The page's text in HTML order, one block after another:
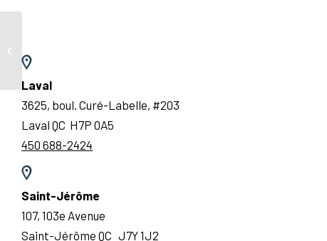
Laval
3625, boul. Curé-Labelle, #203
Laval QC H7P 0A5
450 688-2424
Saint-Jérôme
107, 103e Avenue
Saint-Jérôme QC J7Y 1J2
TENDINITE AU COUDE